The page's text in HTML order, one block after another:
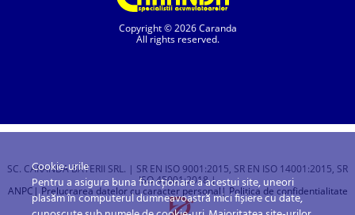
Copyright © 2026 Caranda
All rights reserved.
SC. CARANDA BATERII SRL. | SR EN ISO 9001:2015, SR EN ISO 14001:2015, SR
ISO 45001:2018 |
ANPC | Prelucrarea datelor cu caracter personal| Politica de confidentialitate
Cookie-urile
Pentru a asigura buna funcționare a acestui site, uneori
plasăm în computerul dumneavoastră mici fișiere cu date,